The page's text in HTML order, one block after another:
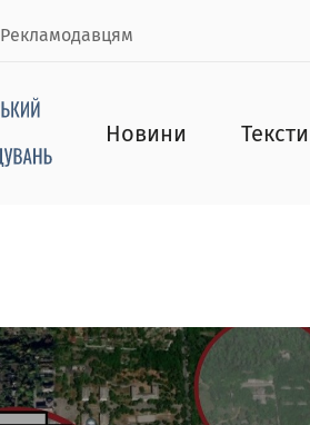
Рекламодавцям
Новини Тексти